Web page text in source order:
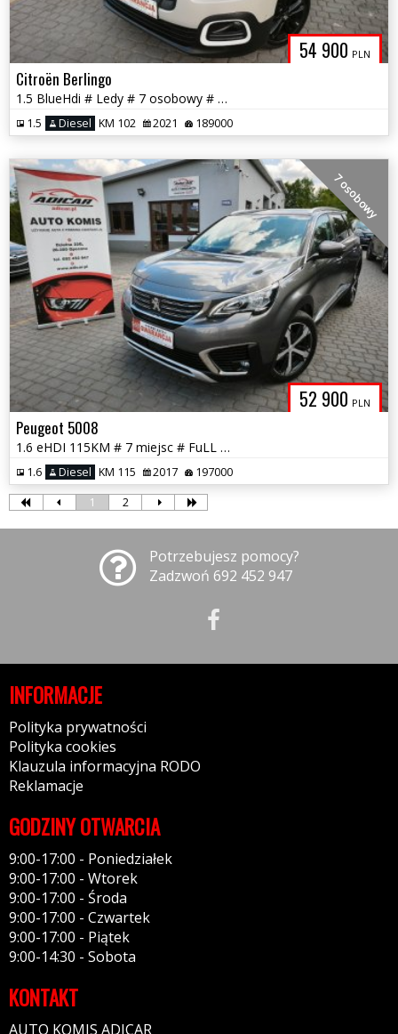
54 900 PLN
Citroën Berlingo
1.5 BlueHdi # Ledy # 7 osobowy # Navi # PDC # Piękny # GWARANCJA!!!
1.5 Diesel KM 102 2021 189000
52 900 PLN
7 osobowy
Peugeot 5008
1.6 eHDI 115KM # 7 miejsc # FuLL Opcja # Piękny # GWARANCJA!!!
1.6 Diesel KM 115 2017 197000
1 2
Potrzebujesz pomocy?
Zadzwoń 692 452 947
INFORMACJE
Polityka prywatności
Polityka cookies
Klauzula informacyjna RODO
Reklamacje
GODZINY OTWARCIA
9:00-17:00 - Poniedziałek
9:00-17:00 - Wtorek
9:00-17:00 - Środa
9:00-17:00 - Czwartek
9:00-17:00 - Piątek
9:00-14:30 - Sobota
KONTAKT
AUTO KOMIS ADICAR